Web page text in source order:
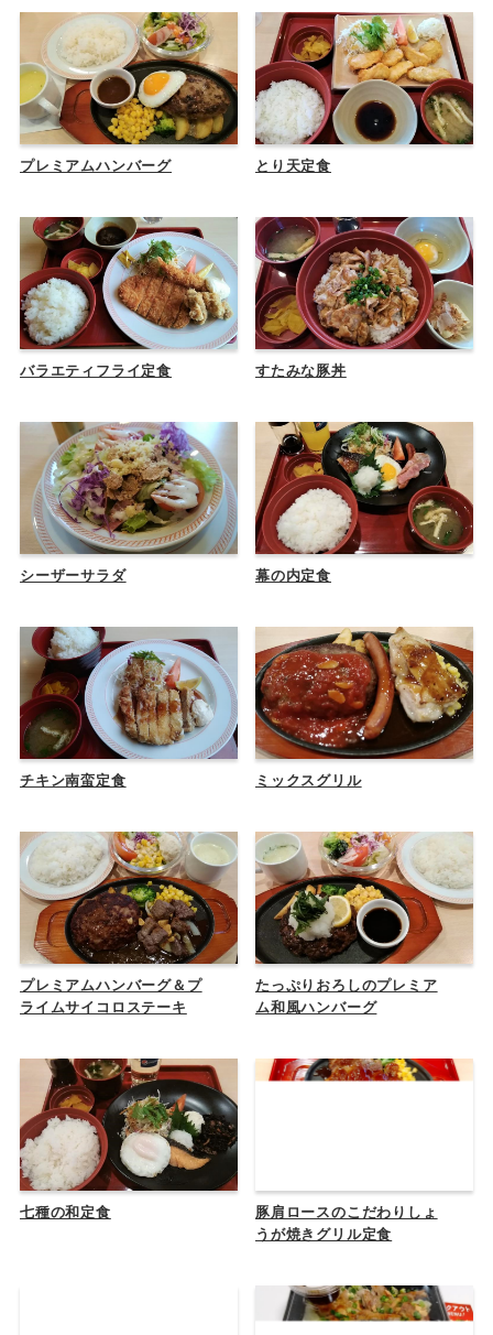
プレミアムハンバーグ とり天定食
バラエティフライ定食 すたみな豚丼
シーザーサラダ 幕の内定食
チキン南蛮定食 ミックスグリル
プレミアムハンバーグ＆プ
ライムサイコロステーキ
たっぷりおろしのプレミア
ム和風ハンバーグ
七種の和定食
豚肩ロースのこだわりしょ
うが焼きグリル定食